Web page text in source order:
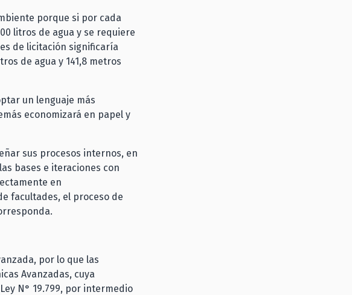
porque si por cada
litros de agua y se requiere
de licitación significaría
de agua y 141,8 metros
un lenguaje más
economizará en papel y
sus procesos internos, en
bases e iteraciones con
en
facultades, el proceso de
por lo que las
Avanzadas, cuya
N° 19.799, por intermedio